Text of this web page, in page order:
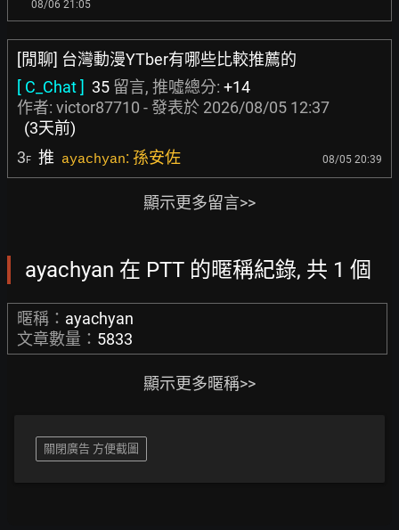
08/06 21:05
[閒聊] 台灣動漫YTber有哪些比較推薦的
[ C_Chat ] 35 留言, 推噓總分: +14
作者: victor87710 - 發表於 2026/08/05 12:37
(3天前)
3F 推 ayachyan: 孫安佐 08/05 20:39
顯示更多留言>>
ayachyan 在 PTT 的暱稱紀錄, 共 1 個
暱稱： ayachyan
文章數量： 5833
顯示更多暱稱>>
關閉廣告 方便截圖